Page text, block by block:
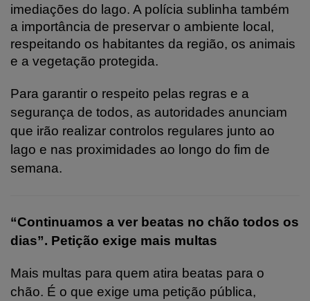
imediações do lago. A polícia sublinha também
a importância de preservar o ambiente local,
respeitando os habitantes da região, os animais
e a vegetação protegida.
Para garantir o respeito pelas regras e a
segurança de todos, as autoridades anunciam
que irão realizar controlos regulares junto ao
lago e nas proximidades ao longo do fim de
semana.
“Continuamos a ver beatas no chão todos os
dias”. Petição exige mais multas
Mais multas para quem atira beatas para o
chão. É o que exige uma petição pública,